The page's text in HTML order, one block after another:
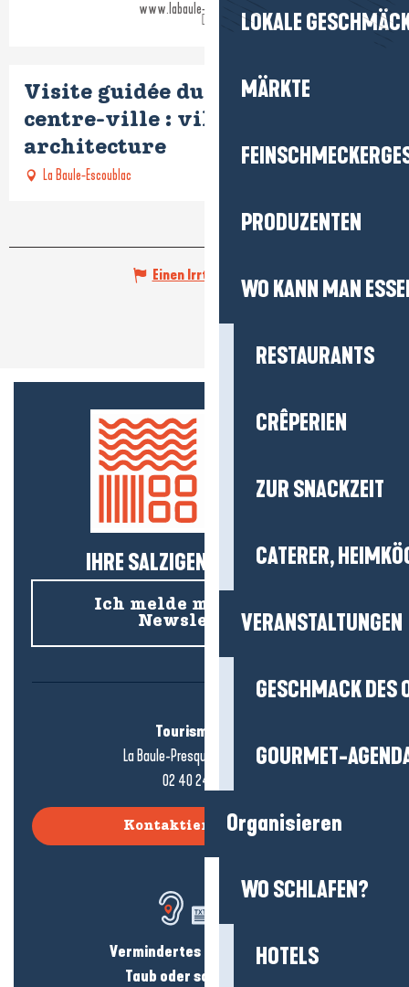
LOKALE
MÄRKTE
PRODUZENTEN
WO KANN MAN
RESTAURANTS
CRÊPERIEN
ZUR SNACKZEIT
CATERER,
VERANSTALTUNGEN
GESCHMACK DES
GOURMET-
Organisieren
WO SCHLAFEN?
HOTELS
www.labaule-guerande.com
Visite guidée du quartier du
centre-ville : villas et
architecture
La Baule-Escoublac
Einen Irrtum angeben
IHRE SALZIGEN NEUIGKEITEN!
Ich melde mich für den
Newsletter an
Tourismusbüro
La Baule-Presqu'île de Guérande
02 40 24 34 44
Kontaktieren Sie uns
Vermindertes Hörvermögen?
Taub oder schwerhörig?